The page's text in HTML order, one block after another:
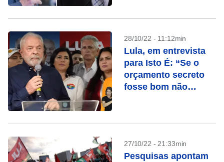
28/10/22 - 11:12min
Lula, em entrevista
para Isto É: “Se o
orçamento secreto
fosse bom não
27/10/22 - 21:33min
Pesquisas apontam